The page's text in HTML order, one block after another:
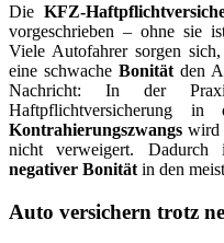
Die KFZ-
vorgeschrieben – ohne sie
Viele Autofahrer sorgen
eine schwache Bonität den
Nachricht: In der
Haftpflichtversicherung
Kontrahierungszwangs wird
nicht verweigert. Dadurch
negativer Bonität in den
Auto versichern trotz